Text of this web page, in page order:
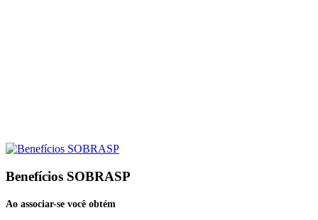
Benefícios SOBRASP
Ao associar-se você obtém